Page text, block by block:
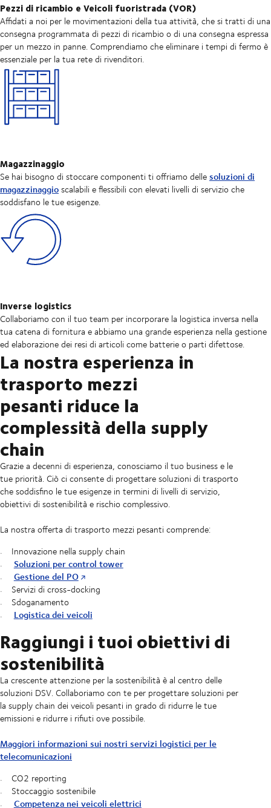
Pezzi di ricambio e Veicoli fuoristrada (VOR)
Affidati a noi per le movimentazioni della tua attività, che si tratti di una
consegna programmata di pezzi di ricambio o di una consegna espressa
per un mezzo in panne. Comprendiamo che eliminare i tempi di fermo è
essenziale per la tua rete di rivenditori.
Magazzinaggio
Se hai bisogno di stoccare componenti ti offriamo dellesoluzioni di
magazzinaggioscalabili e flessibili con elevati livelli di servizio che
soddisfano le tue esigenze.
Inverse logistics
Collaboriamo con il tuo team per incorporare la logistica inversa nella
tua catena di fornitura e abbiamo una grande esperienza nella gestione
ed elaborazione dei resi di articoli come batterie o parti difettose.
La nostra esperienza in
trasporto mezzi
pesanti riduce la
complessità della supply
chain
Grazie a decenni di esperienza, conosciamo il tuo business e le
tue priorità. Ciò ci consente di progettare soluzioni di trasporto
che soddisfino le tue esigenze in termini di livelli di servizio,
obiettivi di sostenibilità e rischio complessivo.
La nostra offerta di trasporto mezzi pesanti comprende:
Innovazione nella supply chain
Soluzioni per control tower
Gestione del PO
Servizi di cross-docking
Sdoganamento
Logistica dei veicoli
Raggiungi i tuoi obiettivi di
sostenibilità
La crescente attenzione per la sostenibilità è al centro delle
soluzioni DSV. Collaboriamo con te per progettare soluzioni per
la supply chain dei veicoli pesanti in grado di ridurre le tue
emissioni e ridurre i rifiuti ove possibile.
Maggiori informazioni sui nostri servizi logistici per le
telecomunicazioni
CO2 reporting
Stoccaggio sostenibile
Competenza nei veicoli elettrici